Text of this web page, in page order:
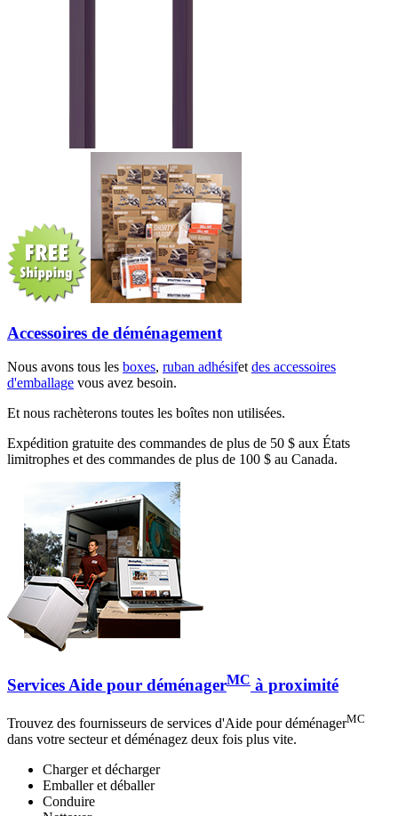
Accessoires de déménagement
Nous avons tous les boxes, ruban adhésifetdes accessoires
d'emballage vous avez besoin.
Et nous rachèterons toutes les boîtes non utilisées.
Expédition gratuite des commandes de plus de 50 $ aux États
limitrophes et des commandes de plus de 100 $ au Canada.
Services Aide pour déménagerMC à proximité
Trouvez des fournisseurs de services d'Aide pour déménagerMC
dans votre secteur et déménagez deux fois plus vite.
Charger et décharger
Emballer et déballer
Conduire